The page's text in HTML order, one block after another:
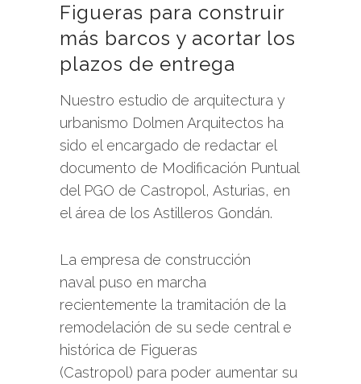
Figueras para construir
más barcos y acortar los
plazos de entrega
Nuestro estudio de arquitectura y
urbanismo Dolmen Arquitectos ha
sido el encargado de redactar el
documento de Modificación Puntual
del PGO de Castropol, Asturias, en
el área de los Astilleros Gondán.
La empresa de construcción
naval puso en marcha
recientemente la tramitación de la
remodelación de su sede central e
histórica de Figueras
(Castropol) para poder aumentar su